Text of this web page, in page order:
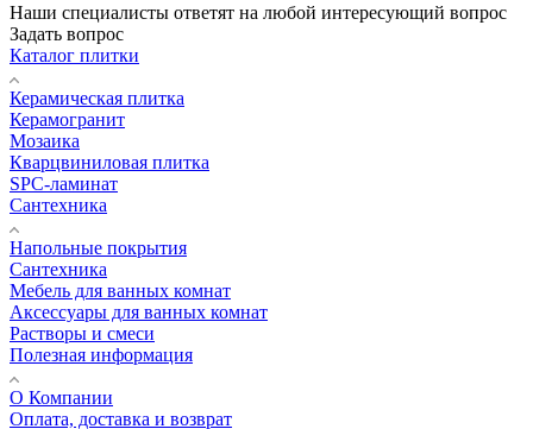
Наши специалисты ответят на любой интересующий вопрос
Задать вопрос
Каталог плитки
Керамическая плитка
Керамогранит
Мозаика
Кварцвиниловая плитка
SPC-ламинат
Сантехника
Напольные покрытия
Сантехника
Мебель для ванных комнат
Аксессуары для ванных комнат
Растворы и смеси
Полезная информация
О Компании
Оплата, доставка и возврат